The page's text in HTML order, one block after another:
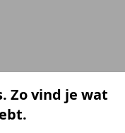
Zo vind je wat